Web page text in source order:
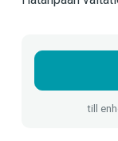
till